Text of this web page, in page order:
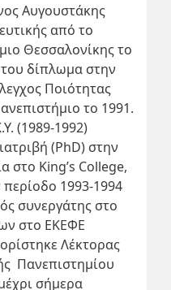
Αυγουστάκης
από το
Θεσσαλονίκης το
του δίπλωμα στην
Ποιότητας
το 1991.
(1989-1992)
(PhD) στην
στο King’s College,
1993-1994
συνεργάτης στο
στο ΕΚΕΦΕ
Λέκτορας
Πανεπιστημίου
σήμερα